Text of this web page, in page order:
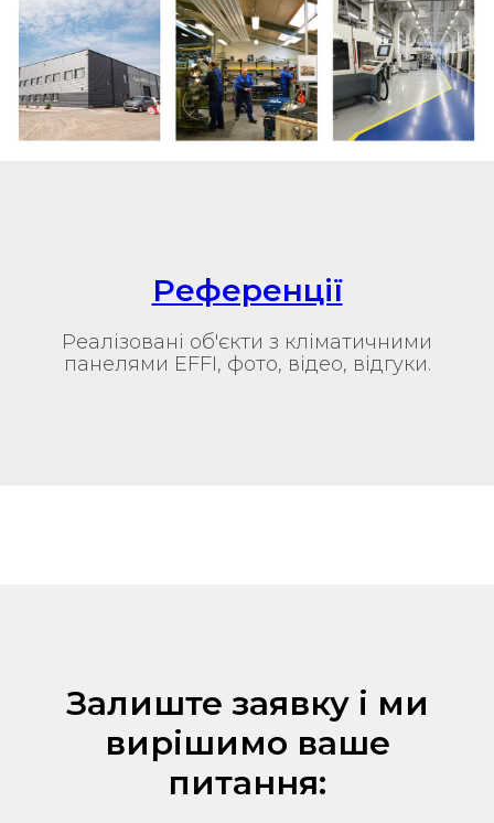
Референції
Реалізовані об'єкти з кліматичними
панелями EFFI, фото, відео, відгуки.
Залиште заявку i ми
вирiшимо ваше
питання: